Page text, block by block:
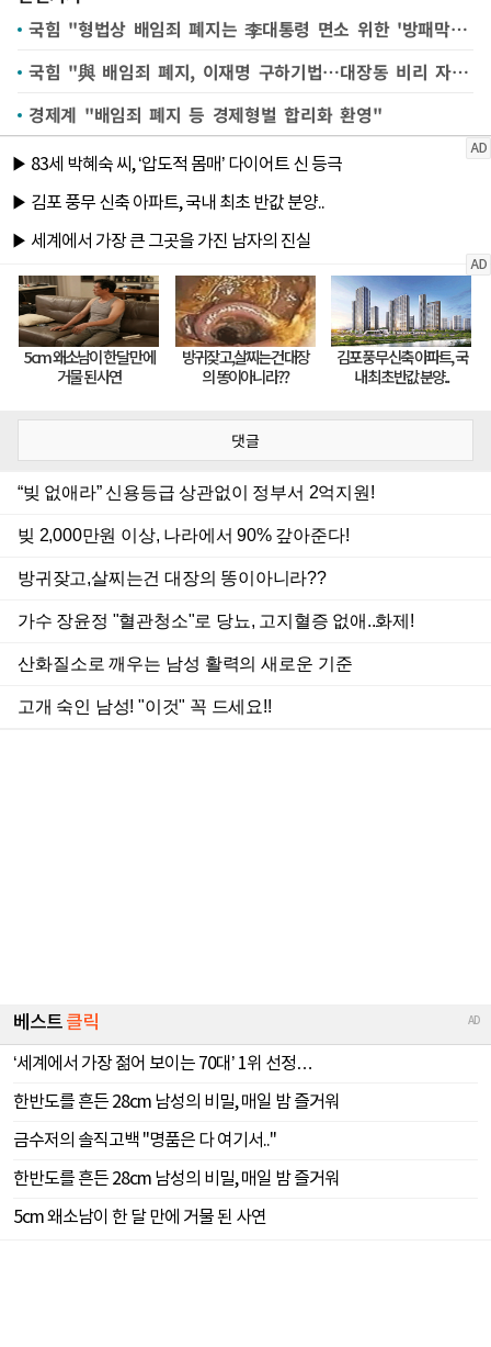
국힘 "형법상 배임죄 폐지는 李대통령 면소 위한 '방패막이' 꼼수"
국힘 "與 배임죄 폐지, 이재명 구하기법…대장동 비리 자백"
경제계 "배임죄 폐지 등 경제형벌 합리화 환영"
댓글